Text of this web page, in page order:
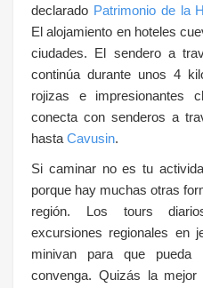
declarado Patrimonio de la
El alojamiento en hoteles
ciudades. El sendero a
continúa durante unos 4
rojizas e impresionantes
conecta con senderos a
hasta Cavusin.
Si caminar no es tu
porque hay muchas otras
región. Los tours
excursiones regionales en
minivan para que
convenga. Quizás la